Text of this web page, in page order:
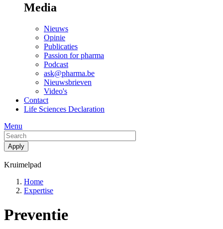
Media
Nieuws
Opinie
Publicaties
Passion for pharma
Podcast
ask@pharma.be
Nieuwsbrieven
Video's
Contact
Life Sciences Declaration
Menu
Kruimelpad
Home
Expertise
Preventie